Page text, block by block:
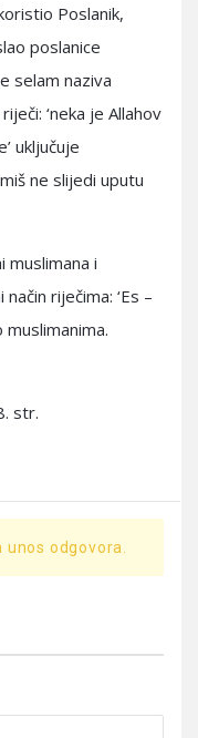
Poslanik,
poslanice
selam naziva
‘neka je Allahov
uključuje
ne slijedi uputu
muslimana i
riječima: ‘Es –
muslimanima.
str.
odgovora.